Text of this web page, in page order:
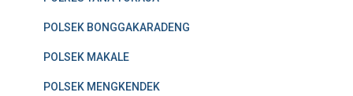
POLSEK BONGGAKARADENG
POLSEK MAKALE
POLSEK MENGKENDEK